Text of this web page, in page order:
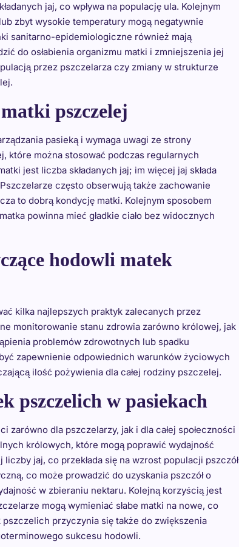
jaj, co wpływa na populację ula. Kolejnym
zbyt wysokie temperatury mogą negatywnie
sanitarno-epidemiologiczne również mają
do osłabienia organizmu matki i zmniejszenia jej
przez pszczelarza czy zmiany w strukturze
pszczelej
pasieką i wymaga uwagi ze strony
które można stosować podczas regularnych
jest liczba składanych jaj; im więcej jaj składa
często obserwują także zachowanie
to dobrą kondycję matki. Kolejnym sposobem
powinna mieć gładkie ciało bez widocznych
hodowli matek
kilka najlepszych praktyk zalecanych przez
monitorowanie stanu zdrowia zarówno królowej, jak
problemów zdrowotnych lub spadku
zapewnienie odpowiednich warunków życiowych
ilość pożywienia dla całej rodziny pszczelej.
pszczelich w pasiekach
dla pszczelarzy, jak i dla całej społeczności
królowych, które mogą poprawić wydajność
jaj, co przekłada się na wzrost populacji pszczół
co może prowadzić do uzyskania pszczół o
w zbieraniu nektaru. Kolejną korzyścią jest
mogą wymieniać słabe matki na nowe, co
przyczynia się także do zwiększenia
sukcesu hodowli.